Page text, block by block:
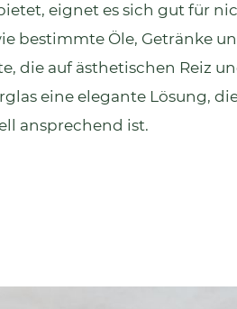
eignet es sich gut für
bestimmte Öle, Getränke
die auf ästhetischen Reiz
eine elegante Lösung,
ansprechend ist.